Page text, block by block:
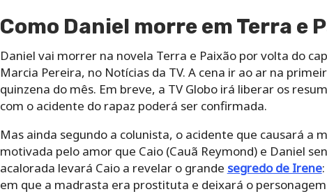
Como Daniel morre em Terra e
Daniel vai morrer na novela Terra e Paixão por volta do
Marcia Pereira, no Notícias da TV. A cena ir ao ar na
quinzena do mês. Em breve, a TV Globo irá liberar os
com o acidente do rapaz poderá ser confirmada.
Mas ainda segundo a colunista, o acidente que causará a
motivada pelo amor que Caio (Cauã Reymond) e Daniel
acalorada levará Caio a revelar o grande segredo de Irene
em que a madrasta era prostituta e deixará o